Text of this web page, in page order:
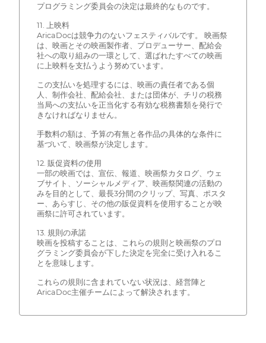
プログラミング委員会の決定は最終的なものです。
11. 上映料
AricaDocは競争力のないフェスティバルです。 映画祭
は、映画とその映画製作者、プロデューサー、配給会
社への取り組みの一環として、選ばれたすべての映画
に上映料を支払うよう努めています。
この支払いを処理するには、映画の責任者である個
人、制作会社、配給会社、または団体が、チリの税務
当局への支払いを正当化する有効な税務書類を発行で
きなければなりません。
手数料の額は、予算の有無と各作品の具体的な条件に
基づいて、映画祭が決定します。
12. 販促資料の使用
一部の映画では、宣伝、報道、映画祭カタログ、ウェ
ブサイト、ソーシャルメディア、映画祭関連の活動の
みを目的として、最長3分間のクリップ、写真、ポスタ
ー、あらすじ、その他の販促資料を使用することが映
画祭に許可されています。
13. 規則の承諾
映画を投稿することは、これらの規則と映画祭のプロ
グラミング委員会が下した決定を完全に受け入れるこ
とを意味します。
これらの規則に含まれていない状況は、経営陣と
AricaDoc主催チームによって解決されます。